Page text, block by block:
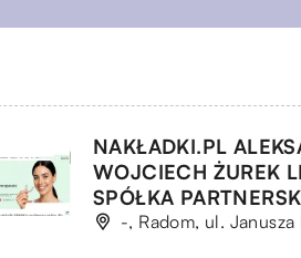
NAKŁADKI.PL
WOJCIECH ŻUREK
SPÓŁKA
-, Radom, ul. Janusza